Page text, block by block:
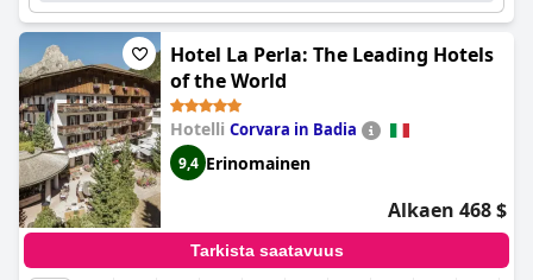
Hotel La Perla: The Leading Hotels
of the World
Hotelli Corvara in Badia
9,4 Erinomainen
Alkaen 468 $
Tarkista saatavuus